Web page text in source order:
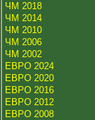
ЧМ 2018
ЧМ 2014
ЧМ 2010
ЧМ 2006
ЧМ 2002
ЕВРО 2024
ЕВРО 2020
ЕВРО 2016
ЕВРО 2012
ЕВРО 2008